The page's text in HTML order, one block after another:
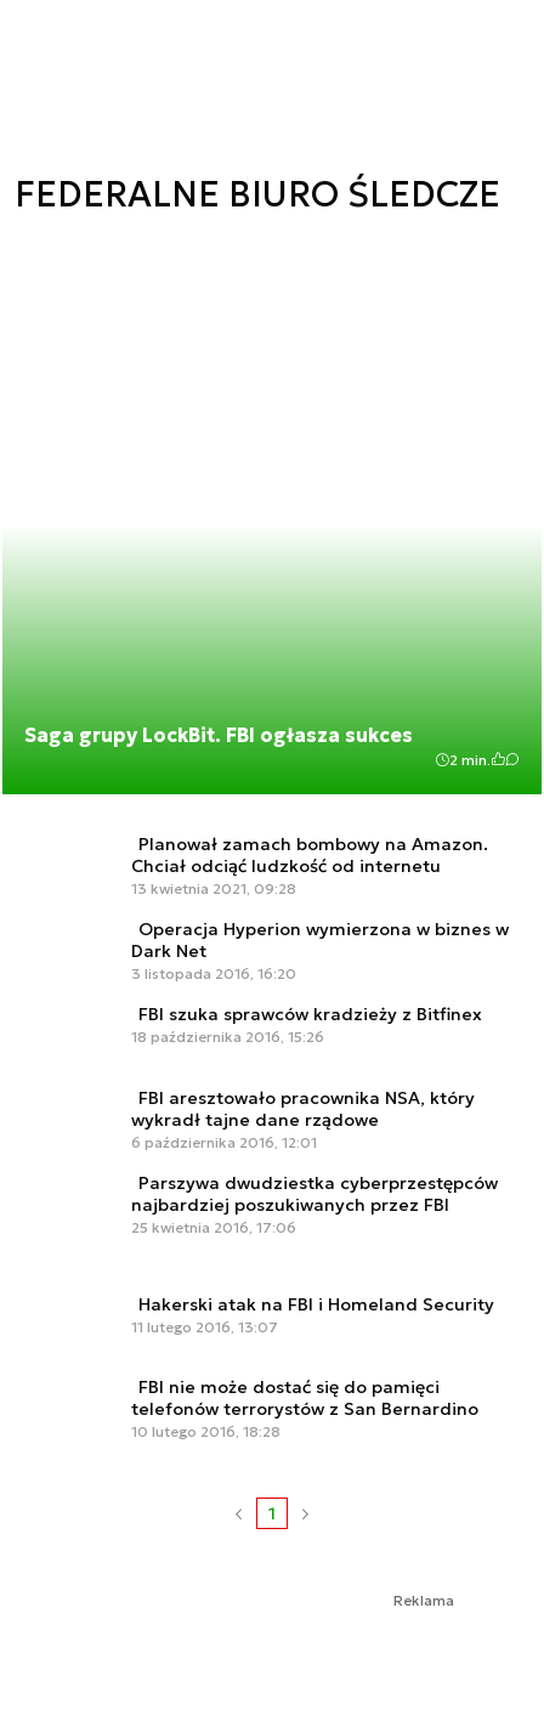
FEDERALNE BIURO ŚLEDCZE
Saga grupy LockBit. FBI ogłasza sukces
2 min.
Planował zamach bombowy na Amazon.
Chciał odciąć ludzkość od internetu
13 kwietnia 2021, 09:28
Operacja Hyperion wymierzona w biznes w
Dark Net
3 listopada 2016, 16:20
FBI szuka sprawców kradzieży z Bitfinex
18 października 2016, 15:26
FBI aresztowało pracownika NSA, który
wykradł tajne dane rządowe
6 października 2016, 12:01
Parszywa dwudziestka cyberprzestępców
najbardziej poszukiwanych przez FBI
25 kwietnia 2016, 17:06
Hakerski atak na FBI i Homeland Security
11 lutego 2016, 13:07
FBI nie może dostać się do pamięci
telefonów terrorystów z San Bernardino
10 lutego 2016, 18:28
1
Reklama